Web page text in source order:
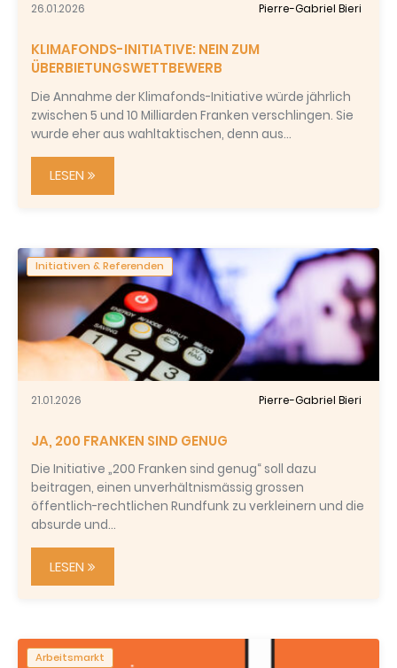
26.01.2026 Pierre-Gabriel Bieri
KLIMAFONDS-INITIATIVE: NEIN ZUM
ÜBERBIETUNGSWETTBEWERB
Die Annahme der Klimafonds-Initiative würde jährlich
zwischen 5 und 10 Milliarden Franken verschlingen. Sie
wurde eher aus wahltaktischen, denn aus…
LESEN
Initiativen & Referenden
21.01.2026 Pierre-Gabriel Bieri
JA, 200 FRANKEN SIND GENUG
Die Initiative „200 Franken sind genug“ soll dazu
beitragen, einen unverhältnismässig grossen
öffentlich-rechtlichen Rundfunk zu verkleinern und die
absurde und…
LESEN
Arbeitsmarkt